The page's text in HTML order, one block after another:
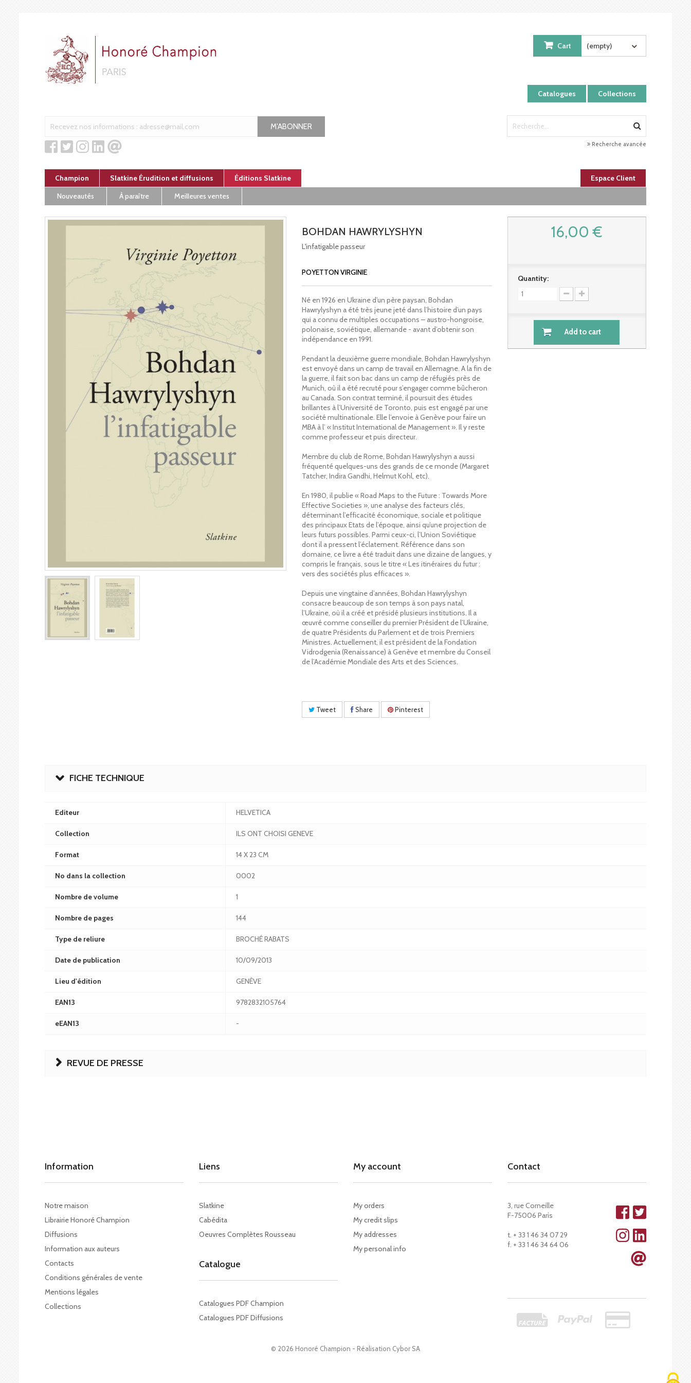
Catalogues Collections
Cart (empty)
M'ABONNER
Recherche avancée
Champion Slatkine Érudition et diffusions Éditions Slatkine
Espace Client
Nouveautés
À paraître Meilleures ventes
BOHDAN HAWRYLYSHYN
L'infatigable passeur
POYETTON VIRGINIE
Né en 1926 en Ukraine d’un père paysan, Bohdan
Hawrylyshyn a été très jeune jeté dans l’histoire d’un pays
qui a connu de multiples occupations – austro-hongroise,
polonaise, soviétique, allemande - avant d’obtenir son
indépendance en 1991.
Pendant la deuxième guerre mondiale, Bohdan Hawrylyshyn
est envoyé dans un camp de travail en Allemagne. A la fin de
la guerre, il fait son bac dans un camp de réfugiés près de
Munich, où il a été recruté pour s’engager comme bûcheron
au Canada. Son contrat terminé, il poursuit des études
brillantes à l’Université de Toronto, puis est engagé par une
société multinationale. Elle l’envoie à Genève pour faire un
MBA à l’ « Institut International de Management ». Il y reste
comme professeur et puis directeur.
Membre du club de Rome, Bohdan Hawrylyshyn a aussi
fréquenté quelques-uns des grands de ce monde (Margaret
Tatcher, Indira Gandhi, Helmut Kohl, etc).
En 1980, il publie « Road Maps to the Future : Towards More
Effective Societies », une analyse des facteurs clés,
déterminant l’efficacité économique, sociale et politique
des principaux Etats de l’époque, ainsi qu’une projection de
leurs futurs possibles. Parmi ceux-ci, l’Union Soviétique
dont il a pressent l’éclatement. Référence dans son
domaine, ce livre a été traduit dans une dizaine de langues, y
compris le français, sous le titre « Les itinéraires du futur :
vers des sociétés plus efficaces ».
Depuis une vingtaine d’années, Bohdan Hawrylyshyn
consacre beaucoup de son temps à son pays natal,
l’Ukraine, où il a créé et présidé plusieurs institutions. Il a
œuvré comme conseiller du premier Président de l’Ukraine,
de quatre Présidents du Parlement et de trois Premiers
Ministres. Actuellement, il est président de la Fondation
Vidrodgenia (Renaissance) à Genève et membre du Conseil
de l’Académie Mondiale des Arts et des Sciences.
Tweet Share Pinterest
16,00 €
Quantity:
Add to cart
FICHE TECHNIQUE
Editeur HELVETICA
Collection ILS ONT CHOISI GENEVE
Format 14 X 23 CM
No dans la collection 0002
Nombre de volume 1
Nombre de pages 144
Type de reliure BROCHÉ RABATS
Date de publication 10/09/2013
Lieu d'édition GENÈVE
EAN13 9782832105764
eEAN13 -
REVUE DE PRESSE
Information
Notre maison
Librairie Honoré Champion
Diffusions
Information aux auteurs
Contacts
Conditions générales de vente
Mentions légales
Collections
© 2026 Honoré Champion - Réalisation Cybor SA
Liens
Slatkine
Cabédita
Oeuvres Complètes Rousseau
Catalogue
Catalogues PDF Champion
Catalogues PDF Diffusions
My account
My orders
My credit slips
My addresses
My personal info
Contact
3, rue Corneille
F-75006 Paris
t. + 33 1 46 34 07 29
f. + 33 1 46 34 64 06